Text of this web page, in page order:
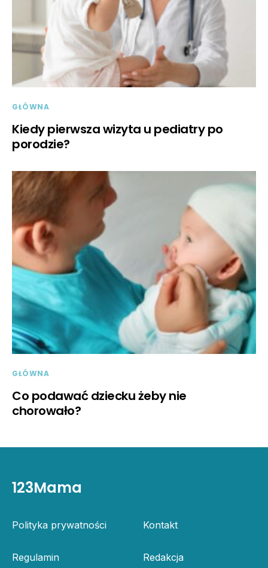
GŁÓWNA
Kiedy pierwsza wizyta u pediatry po
porodzie?
GŁÓWNA
Co podawać dziecku żeby nie
chorowało?
123Mama
Polityka prywatności Kontakt
Regulamin Redakcja